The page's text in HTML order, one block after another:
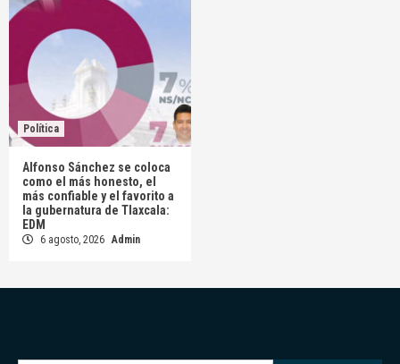
Política
Alfonso Sánchez se coloca
como el más honesto, el
más confiable y el favorito a
la gubernatura de Tlaxcala:
EDM
6 agosto, 2026 Admin